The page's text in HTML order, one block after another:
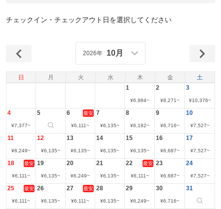
チェックイン・チェックアウト日を選択してください
日 月 火 水 木 金 土
2026年 10月
1
¥6,984~
2
¥8,271~
3
¥10,376~
4
¥7,377~
5 6 最安
¥6,111~
7
¥6,135~
8
¥6,182~
9
¥6,716~
10
¥7,527~
11
¥6,249~
12
¥6,135~
13
¥6,135~
14
¥6,135~
15
¥6,135~
16
¥6,687~
17
¥7,527~
18 最安
¥6,111~
19
¥6,135~
20
¥6,249~
21
¥6,135~
22 最安
¥6,111~
23
¥6,687~
24
¥7,527~
25 最安
¥6,111~
26
¥6,135~
27 最安
¥6,111~
28
¥6,135~
29
¥6,249~
30
¥6,716~
31